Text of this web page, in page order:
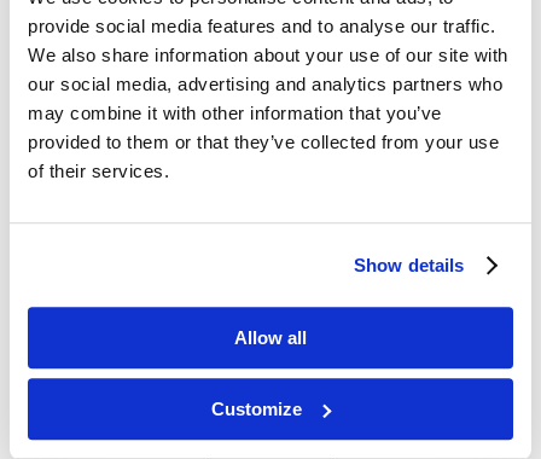
provide social media features and to analyse our traffic.
We also share information about your use of our site with
our social media, advertising and analytics partners who
may combine it with other information that you’ve
provided to them or that they’ve collected from your use
of their services.
Show details
Allow all
Customize
59 € 41,8 € 44 €
Zemits HydroClear X
Suero hidropeeling iluminador y
IVA inc
Zemits HyaTight X
Gel RF lift de ácido hialurónico
IVA inc
46,55 €